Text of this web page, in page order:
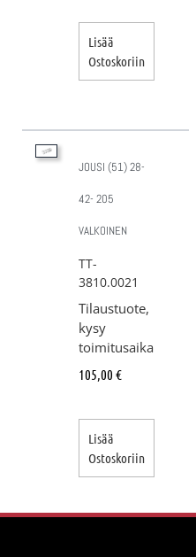
Lisää
Ostoskoriin
JOUSI (51) 28-
42- 205
VALKOINEN
TT-
3810.0021
Tilaustuote,
kysy
toimitusaika
105,00 €
Lisää
Ostoskoriin